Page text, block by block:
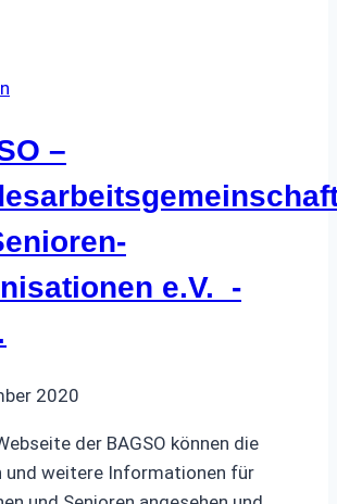
–
e.V. -
2020
der BAGSO können die
und weitere Informationen für